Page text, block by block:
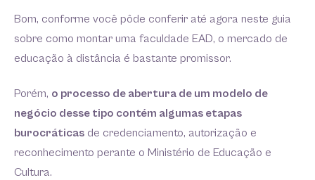
Bom, conforme você pôde conferir até agora neste guia
sobre como montar uma faculdade EAD, o mercado de
educação à distância é bastante promissor.
Porém, o processo de abertura de um modelo de
negócio desse tipo contém algumas etapas
burocráticas de credenciamento, autorização e
reconhecimento perante o Ministério de Educação e
Cultura.